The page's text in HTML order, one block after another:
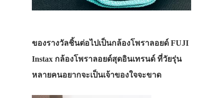
ของรางวัลชิ้นต่อไปเป็นกล้องโพราลอยด์ FUJI
Instax กล้องโพราลอยด์สุดอินเทรนด์ ที่วัยรุ่น
หลายคนอยากจะเป็นเจ้าของใจจะขาด